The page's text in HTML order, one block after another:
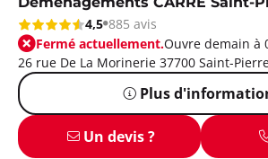
4,5 885 avis
Fermé actuellement.Ouvre demain à
26 rue De La Morinerie 37700 Saint-
Plus
Un devis ?